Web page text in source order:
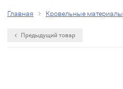
Главная Кровельные материалы
Предыдущий товар